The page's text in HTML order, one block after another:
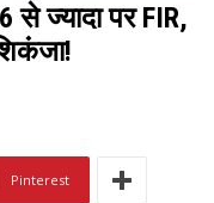
से ज्यादा पर FIR,
Pinterest